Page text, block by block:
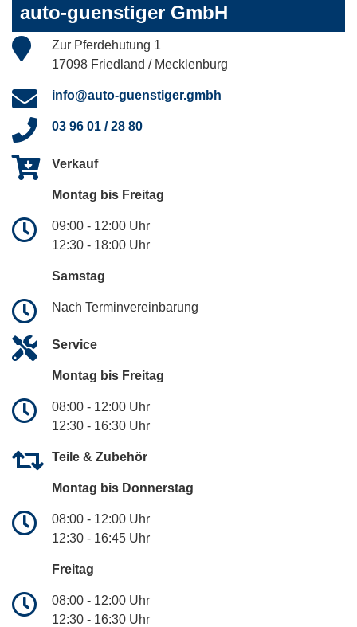
auto-guenstiger GmbH
Zur Pferdehutung 1
17098 Friedland / Mecklenburg
info@auto-guenstiger.gmbh
03 96 01 / 28 80
Verkauf
Montag bis Freitag
09:00 - 12:00 Uhr
12:30 - 18:00 Uhr
Samstag
Nach Terminvereinbarung
Service
Montag bis Freitag
08:00 - 12:00 Uhr
12:30 - 16:30 Uhr
Teile & Zubehör
Montag bis Donnerstag
08:00 - 12:00 Uhr
12:30 - 16:45 Uhr
Freitag
08:00 - 12:00 Uhr
12:30 - 16:30 Uhr